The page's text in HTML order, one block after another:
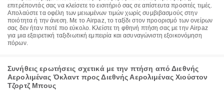
επιτρέποντάς σας να κλείσετε το εισιτήριό σας σε απίστευτα προσιτές τιμές.
Απολαύστε τα οφέλη των μειωμένων τιμών χωρίς συμβιβασμούς στην
ποιότητα ή την άνεση. Με το Airpaz, το ταξίδι στον προορισμό των ονείρων
σας δεν ήταν ποτέ πιο εύκολο. Κλείστε τη φθηνή πτήση σας με την Airpaz
για μια εξαιρετική ταξιδιωτική εμπειρία και ασυναγώνιστη εξοικονόμηση
πόρων.
Συνήθεις ερωτήσεις σχετικά με την πτήση από Διεθνής
Αερολιμένας Όκλαντ προς Διεθνής Αερολιμένας Χιούστον
Τζορτζ Μπους